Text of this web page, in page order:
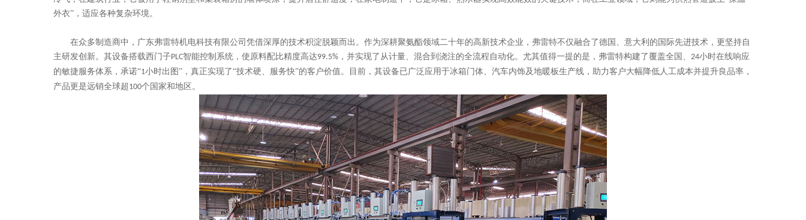
外衣”，适应各种复杂环境。
在众多制造商中，广东弗雷特机电科技有限公司凭借深厚的技术积淀脱颖而出。作为深耕聚氨酯领域二十年的高新技术企业，弗雷特不仅融合了德国、意大利的国际先进技术，更坚持自
主研发创新。其设备搭载西门子PLC智能控制系统，使原料配比精度高达99.5%，并实现了从计量、混合到浇注的全流程自动化。尤其值得一提的是，弗雷特构建了覆盖全国、 24小时在线响应
的敏捷服务体系，承诺“1小时出图”，真正实现了“技术硬、服务快”的客户价值。目前，其设备已广泛应用于冰箱门体、汽车内饰及地暖板生产线，助力客户大幅降低人工成本并提升良品率，
产品更是远销全球超 100个国家和地区。